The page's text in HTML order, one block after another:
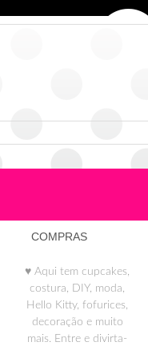
COMPRAS
♥ Aqui tem cupcakes,
costura, DIY, moda,
Hello Kitty, fofurices,
decoração e muito
mais. Entre e divirta-